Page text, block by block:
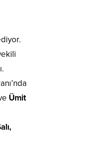
Ümit